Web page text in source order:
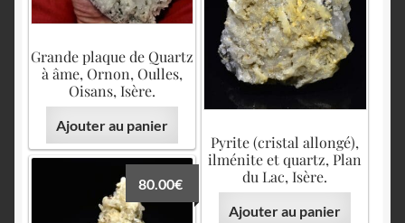
Grande plaque de Quartz
à âme, Ornon, Oulles,
Oisans, Isère.
Ajouter au panier
Pyrite (cristal allongé),
ilménite et quartz, Plan
du Lac, Isère.
Ajouter au panier
80.00€